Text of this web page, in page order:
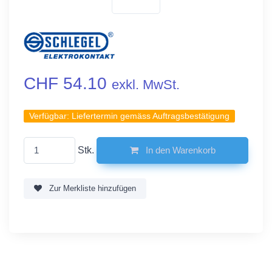
CHF 54.10 exkl. MwSt.
Verfügbar: Liefertermin gemäss Auftragsbestätigung
Stk. In den Warenkorb
Zur Merkliste hinzufügen